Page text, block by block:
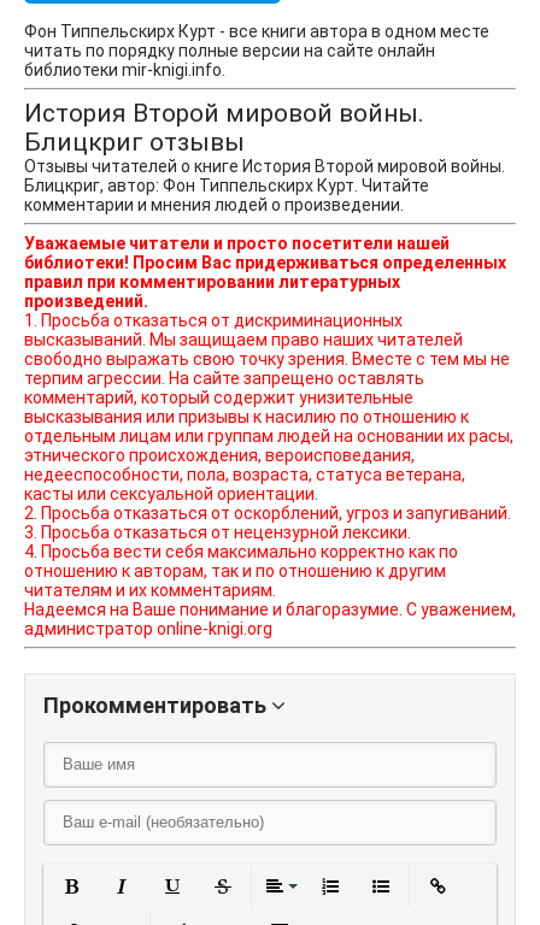
Фон Типпельскирх Курт - все книги автора в одном месте
читать по порядку полные версии на сайте онлайн
библиотеки mir-knigi.info.
История Второй мировой войны.
Блицкриг отзывы
Отзывы читателей о книге История Второй мировой войны.
Блицкриг, автор: Фон Типпельскирх Курт. Читайте
комментарии и мнения людей о произведении.
Уважаемые читатели и просто посетители нашей
библиотеки! Просим Вас придерживаться определенных
правил при комментировании литературных
произведений.
1. Просьба отказаться от дискриминационных
высказываний. Мы защищаем право наших читателей
свободно выражать свою точку зрения. Вместе с тем мы не
терпим агрессии. На сайте запрещено оставлять
комментарий, который содержит унизительные
высказывания или призывы к насилию по отношению к
отдельным лицам или группам людей на основании их расы,
этнического происхождения, вероисповедания,
недееспособности, пола, возраста, статуса ветерана,
касты или сексуальной ориентации.
2. Просьба отказаться от оскорблений, угроз и запугиваний.
3. Просьба отказаться от нецензурной лексики.
4. Просьба вести себя максимально корректно как по
отношению к авторам, так и по отношению к другим
читателям и их комментариям.
Надеемся на Ваше понимание и благоразумие. С уважением,
администратор online-knigi.org
Прокомментировать